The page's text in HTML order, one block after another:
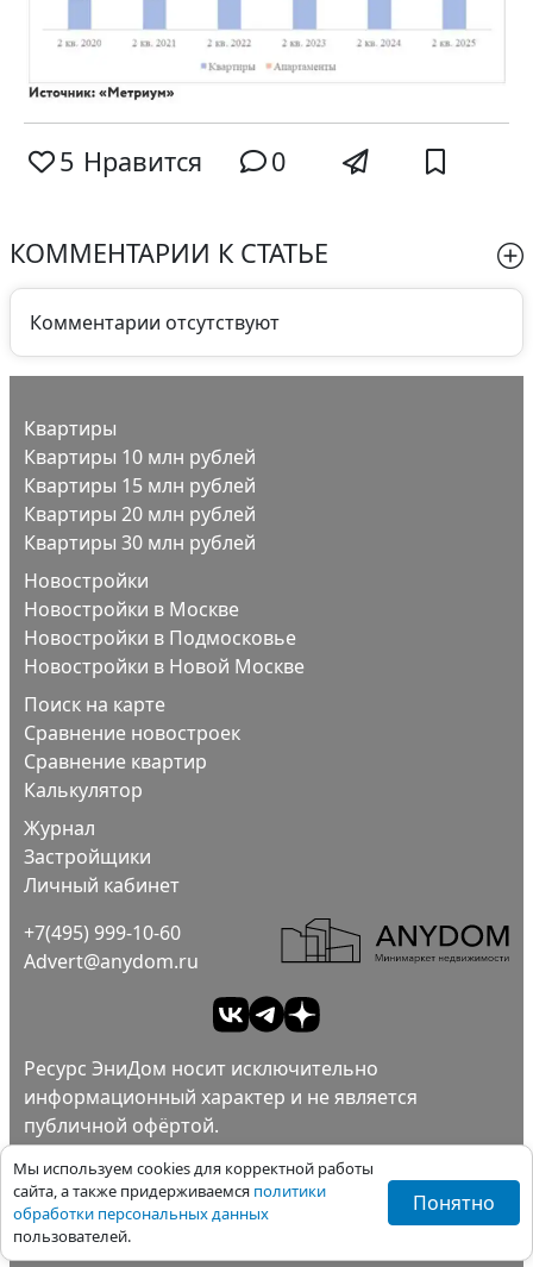
Мы используем cookies для корректной работы
сайта, а также придерживаемся политики
обработки персональных данных
пользователей.
Понятно
5 Нравится 0
КОММЕНТАРИИ К СТАТЬЕ
Комментарии отсутствуют
Квартиры
Квартиры 10 млн рублей
Квартиры 15 млн рублей
Квартиры 20 млн рублей
Квартиры 30 млн рублей
Новостройки
Новостройки в Москве
Новостройки в Подмосковье
Новостройки в Новой Москве
Поиск на карте
Сравнение новостроек
Сравнение квартир
Калькулятор
Журнал
Застройщики
Личный кабинет
+7(495) 999-10-60
Advert@anydom.ru
Ресурс ЭниДом носит исключительно
информационный характер и не является
публичной офёртой.
Пользовательское соглашение.
Политика конфиденциальности.
Все права защищены ©ЭниДом 2012-2026